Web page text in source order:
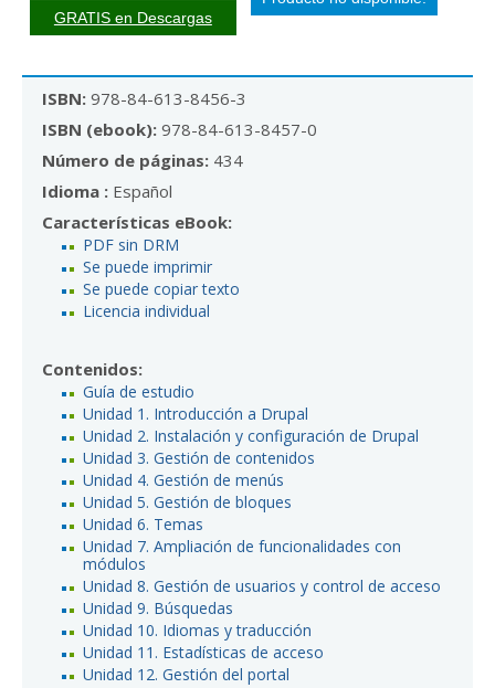
GRATIS en Descargas
ISBN: 978-84-613-8456-3
ISBN (ebook): 978-84-613-8457-0
Número de páginas: 434
Idioma : Español
Características eBook:
PDF sin DRM
Se puede imprimir
Se puede copiar texto
Licencia individual
Contenidos:
Guía de estudio
Unidad 1. Introducción a Drupal
Unidad 2. Instalación y configuración de Drupal
Unidad 3. Gestión de contenidos
Unidad 4. Gestión de menús
Unidad 5. Gestión de bloques
Unidad 6. Temas
Unidad 7. Ampliación de funcionalidades con
módulos
Unidad 8. Gestión de usuarios y control de acceso
Unidad 9. Búsquedas
Unidad 10. Idiomas y traducción
Unidad 11. Estadísticas de acceso
Unidad 12. Gestión del portal